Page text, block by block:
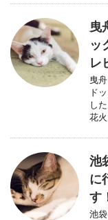
曳
ッ
レ
曳
ド
し
花
池
に
す
池